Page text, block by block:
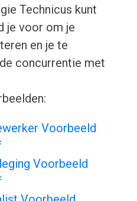
Technicus kunt
je voor om je
en je te
concurrentie met
Voorbeeld
Voorbeeld